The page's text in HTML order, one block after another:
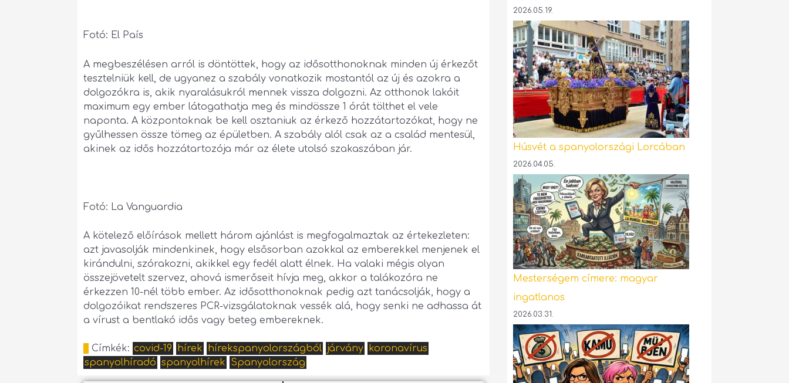
Fotó: El País
A megbeszélésen arról is döntöttek, hogy az idősotthonoknak minden új érkezőt
tesztelniük kell, de ugyanez a szabály vonatkozik mostantól az új és azokra a
dolgozókra is, akik nyaralásukról mennek vissza dolgozni. Az otthonok lakóit
maximum egy ember látogathatja meg és mindössze 1 órát tölthet el vele
naponta. A központoknak be kell osztaniuk az érkező hozzátartozókat, hogy ne
gyűlhessen össze tömeg az épületben. A szabály alól csak az a család mentesül,
akinek az idős hozzátartozója már az élete utolsó szakaszában jár.
Fotó: La Vanguardia
A kötelező előírások mellett három ajánlást is megfogalmaztak az értekezleten:
azt javasolják mindenkinek, hogy elsősorban azokkal az emberekkel menjenek el
kirándulni, szórakozni, akikkel egy fedél alatt élnek. Ha valaki mégis olyan
összejövetelt szervez, ahová ismerőseit hívja meg, akkor a talákozóra ne
érkezzen 10-nél több ember. Az idősotthonoknak pedig azt tanácsolják, hogy a
dolgozóikat rendszeres PCR-vizsgálatoknak vessék alá, hogy senki ne adhassa át
a vírust a bentlakó idős vagy beteg embereknek.
Címkék: covid-19 hírek hírekspanyolországból járvány
koronavírus
spanyolhíradó spanyolhírek Spanyolország
2026.05.19.
Húsvét a spanyolországi Lorcában
2026.04.05.
Mesterségem címere: magyar
ingatlanos
2026.03.31.